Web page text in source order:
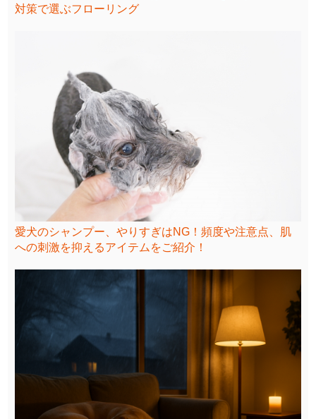
対策で選ぶフローリング
愛犬のシャンプー、やりすぎはNG！頻度や注意点、肌
への刺激を抑えるアイテムをご紹介！